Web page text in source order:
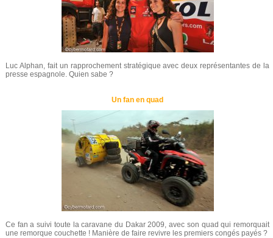
Luc Alphan, fait un rapprochement stratégique avec deux représentantes de la
presse espagnole. Quien sabe ?
Un fan en quad
Ce fan a suivi toute la caravane du Dakar 2009, avec son quad qui remorquait
une remorque couchette ! Manière de faire revivre les premiers congés payés ?